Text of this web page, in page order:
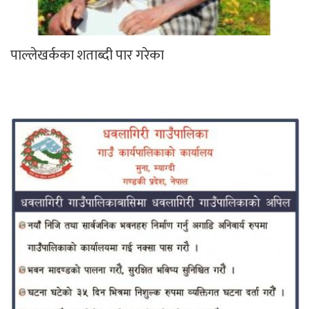
पाल्लेखर्कका शताब्दी पार गरेका